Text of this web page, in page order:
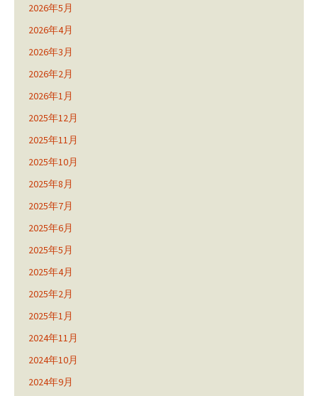
2026年5月
2026年4月
2026年3月
2026年2月
2026年1月
2025年12月
2025年11月
2025年10月
2025年8月
2025年7月
2025年6月
2025年5月
2025年4月
2025年2月
2025年1月
2024年11月
2024年10月
2024年9月